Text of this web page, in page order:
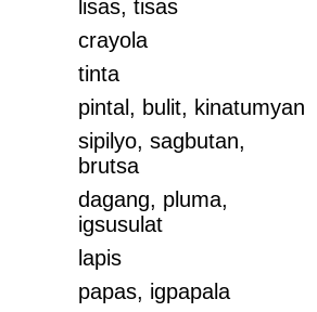
lisas, tisas
crayola
tinta
pintal, bulit, kinatumyan
sipilyo, sagbutan,
brutsa
dagang, pluma,
igsusulat
lapis
papas, igpapala